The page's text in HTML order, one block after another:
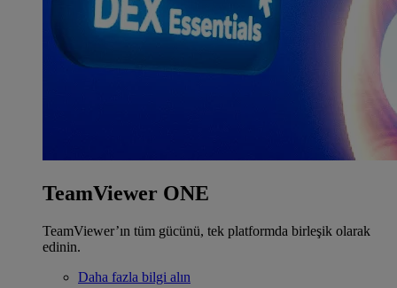
TeamViewer ONE
TeamViewer’ın tüm gücünü, tek platformda birleşik olarak
edinin.
Daha fazla bilgi alın